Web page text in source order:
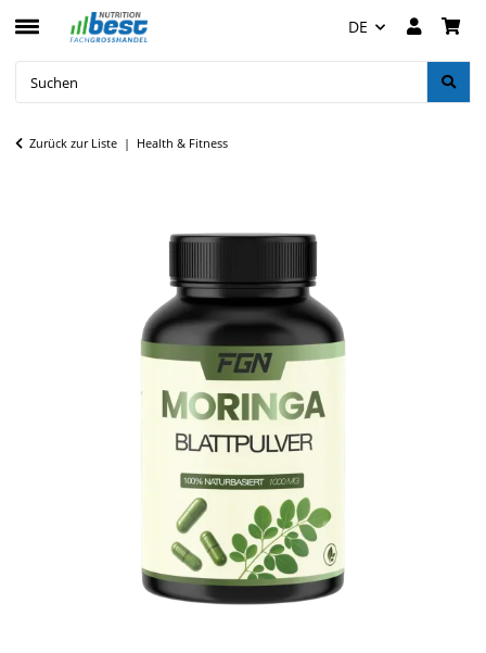
DE
Zurück zur Liste Health & Fitness